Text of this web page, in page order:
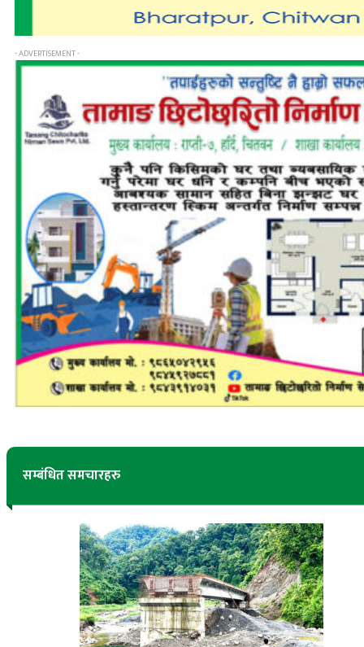
- ADVERTISEMENT -
सम्बंधित समचारहरु